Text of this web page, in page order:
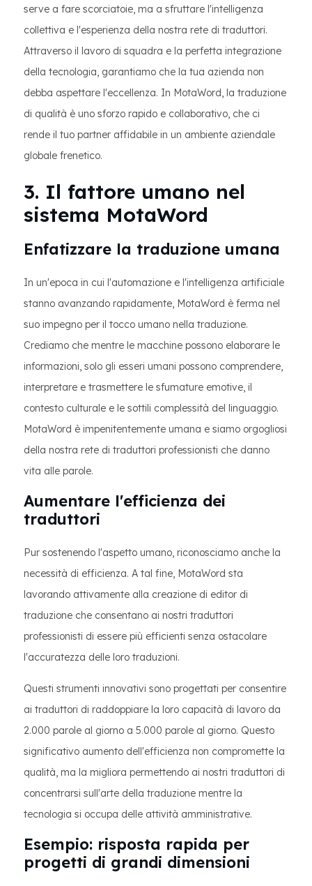
serve a fare scorciatoie, ma a sfruttare l'intelligenza
collettiva e l'esperienza della nostra rete di traduttori.
Attraverso il lavoro di squadra e la perfetta integrazione
della tecnologia, garantiamo che la tua azienda non
debba aspettare l'eccellenza. In MotaWord, la traduzione
di qualità è uno sforzo rapido e collaborativo, che ci
rende il tuo partner affidabile in un ambiente aziendale
globale frenetico.
3. Il fattore umano nel
sistema MotaWord
Enfatizzare la traduzione umana
In un'epoca in cui l'automazione e l'intelligenza artificiale
stanno avanzando rapidamente, MotaWord è ferma nel
suo impegno per il tocco umano nella traduzione.
Crediamo che mentre le macchine possono elaborare le
informazioni, solo gli esseri umani possono comprendere,
interpretare e trasmettere le sfumature emotive, il
contesto culturale e le sottili complessità del linguaggio.
MotaWord è impenitentemente umana e siamo orgogliosi
della nostra rete di traduttori professionisti che danno
vita alle parole.
Aumentare l'efficienza dei
traduttori
Pur sostenendo l'aspetto umano, riconosciamo anche la
necessità di efficienza. A tal fine, MotaWord sta
lavorando attivamente alla creazione di editor di
traduzione che consentano ai nostri traduttori
professionisti di essere più efficienti senza ostacolare
l'accuratezza delle loro traduzioni.
Questi strumenti innovativi sono progettati per consentire
ai traduttori di raddoppiare la loro capacità di lavoro da
2.000 parole al giorno a 5.000 parole al giorno. Questo
significativo aumento dell'efficienza non compromette la
qualità, ma la migliora permettendo ai nostri traduttori di
concentrarsi sull'arte della traduzione mentre la
tecnologia si occupa delle attività amministrative.
Esempio: risposta rapida per
progetti di grandi dimensioni